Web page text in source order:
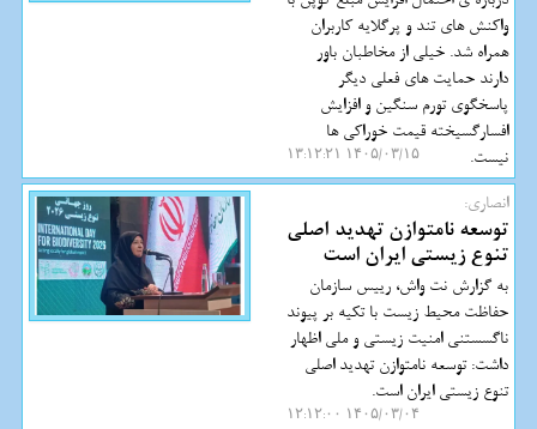
واکنش های تند و پرگلایه کاربران
همراه شد. خیلی از مخاطبان باور
دارند حمایت های فعلی دیگر
پاسخگوی تورم سنگین و افزایش
افسارگسیخته قیمت خوراکی ها
نیست.
۱۴۰۵/۰۳/۱۵ ۱۳:۱۲:۲۱
انصاری:
توسعه نامتوازن تهدید اصلی
تنوع زیستی ایران است
به گزارش نت واش، رییس سازمان
حفاظت محیط زیست با تکیه بر پیوند
ناگسستنی امنیت زیستی و ملی اظهار
داشت: توسعه نامتوازن تهدید اصلی
تنوع زیستی ایران است.
۱۴۰۵/۰۳/۰۴ ۱۲:۱۲:۰۰